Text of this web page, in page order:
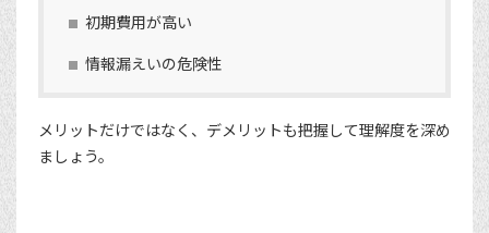
初期費用が高い
情報漏えいの危険性
メリットだけではなく、デメリットも把握して理解度を深め
ましょう。